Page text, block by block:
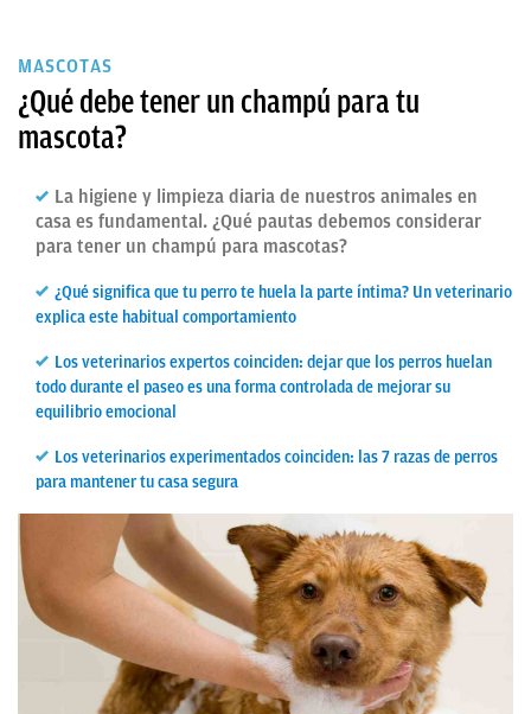
MASCOTAS
¿Qué debe tener un champú para tu
mascota?
La higiene y limpieza diaria de nuestros animales en
casa es fundamental. ¿Qué pautas debemos considerar
para tener un champú para mascotas?
¿Qué significa que tu perro te huela la parte íntima? Un veterinario
explica este habitual comportamiento
Los veterinarios expertos coinciden: dejar que los perros huelan
todo durante el paseo es una forma controlada de mejorar su
equilibrio emocional
Los veterinarios experimentados coinciden: las 7 razas de perros
para mantener tu casa segura